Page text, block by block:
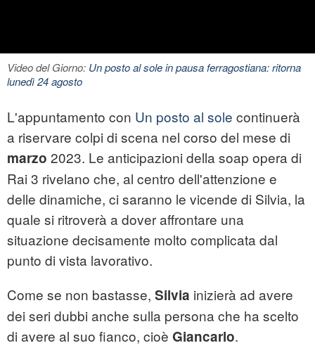
Video del Giorno: Un posto al sole in pausa ferragostiana: ritorna
lunedì 24 agosto
L'appuntamento con Un posto al sole continuerà
a riservare colpi di scena nel corso del mese di
marzo 2023. Le anticipazioni della soap opera di
Rai 3 rivelano che, al centro dell'attenzione e
delle dinamiche, ci saranno le vicende di Silvia, la
quale si ritroverà a dover affrontare una
situazione decisamente molto complicata dal
punto di vista lavorativo.
Come se non bastasse, Silvia inizierà ad avere
dei seri dubbi anche sulla persona che ha scelto
di avere al suo fianco, cioè Giancarlo.